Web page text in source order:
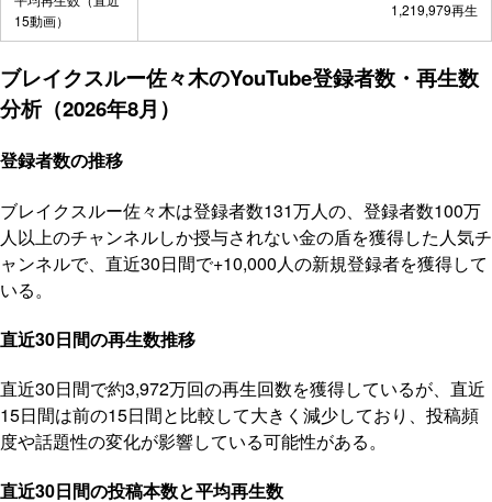
15動画）
1,219,979再生
ブレイクスルー佐々木のYouTube登録者数・再生数
分析（2026年8月）
登録者数の推移
ブレイクスルー佐々木は登録者数131万人の、登録者数100万
人以上のチャンネルしか授与されない金の盾を獲得した人気チ
ャンネルで、直近30日間で+10,000人の新規登録者を獲得して
いる。
直近30日間の再生数推移
直近30日間で約3,972万回の再生回数を獲得しているが、直近
15日間は前の15日間と比較して大きく減少しており、投稿頻
度や話題性の変化が影響している可能性がある。
直近30日間の投稿本数と平均再生数